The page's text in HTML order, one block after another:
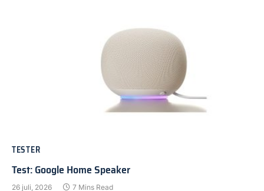
TESTER
Test: Google Home Speaker
26 juli, 2026 7 Mins Read